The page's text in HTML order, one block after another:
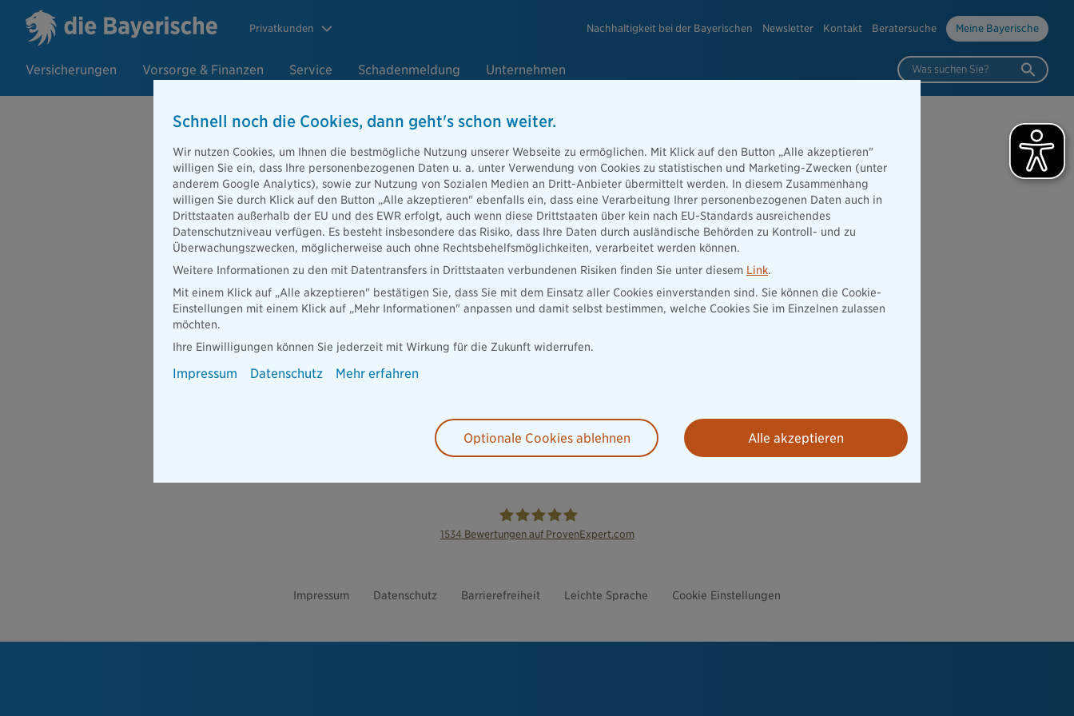
Privatkunden Nachhaltigkeit bei der Bayerischen Newsletter Kontakt Beratersuche Meine Bayerische
Versicherungen Vorsorge & Finanzen Service Schadenmeldung Unternehmen Was suchen Sie?
Beraterportal Karriere Presse Ratgeber Lob & Kritik
1534 Bewertungen auf ProvenExpert.com
Impressum Datenschutz Barrierefreiheit Leichte Sprache Cookie Einstellungen
Schnell noch die Cookies, dann geht's schon weiter.
Wir nutzen Cookies, um Ihnen die bestmögliche Nutzung unserer Webseite zu ermöglichen. Mit Klick auf den Button „Alle akzeptieren"
willigen Sie ein, dass Ihre personenbezogenen Daten u. a. unter Verwendung von Cookies zu statistischen und Marketing-Zwecken (unter
anderem Google Analytics), sowie zur Nutzung von Sozialen Medien an Dritt-Anbieter übermittelt werden. In diesem Zusammenhang
willigen Sie durch Klick auf den Button „Alle akzeptieren" ebenfalls ein, dass eine Verarbeitung Ihrer personenbezogenen Daten auch in
Drittstaaten außerhalb der EU und des EWR erfolgt, auch wenn diese Drittstaaten über kein nach EU-Standards ausreichendes
Datenschutzniveau verfügen. Es besteht insbesondere das Risiko, dass Ihre Daten durch ausländische Behörden zu Kontroll- und zu
Überwachungszwecken, möglicherweise auch ohne Rechtsbehelfsmöglichkeiten, verarbeitet werden können.
Weitere Informationen zu den mit Datentransfers in Drittstaaten verbundenen Risiken finden Sie unter diesem Link.
Mit einem Klick auf „Alle akzeptieren" bestätigen Sie, dass Sie mit dem Einsatz aller Cookies einverstanden sind. Sie können die Cookie-
Einstellungen mit einem Klick auf „Mehr Informationen" anpassen und damit selbst bestimmen, welche Cookies Sie im Einzelnen zulassen
möchten.
Ihre Einwilligungen können Sie jederzeit mit Wirkung für die Zukunft widerrufen.
Impressum Datenschutz Mehr erfahren
Optionale Cookies ablehnen Alle akzeptieren